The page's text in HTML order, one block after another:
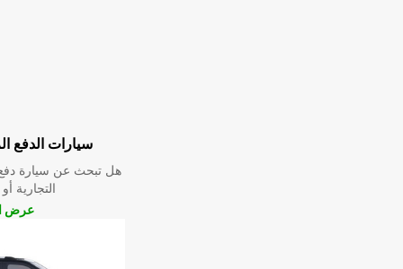
سيارات الدفع
هل تبحث عن سيارة
التجارية
عرض